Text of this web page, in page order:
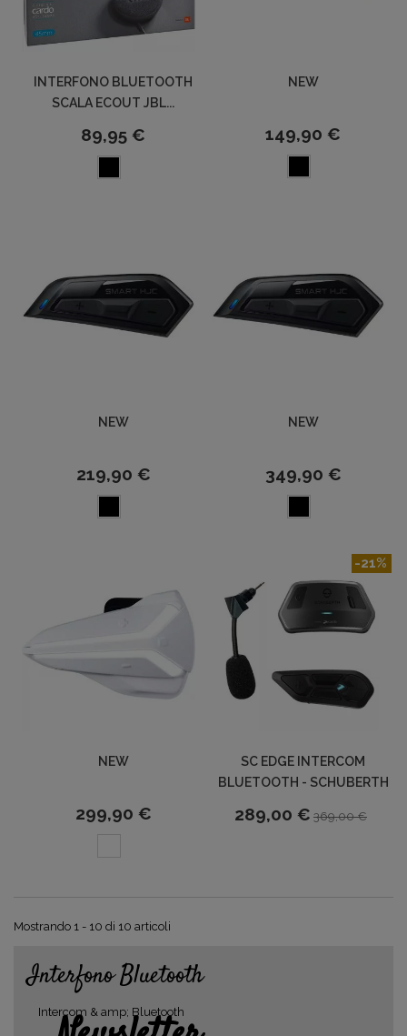
INTERFONO BLUETOOTH
SCALA ECOUT JBL...
89,95 €
NEW
149,90 €
NEW
219,90 €
NEW
349,90 €
NEW
299,90 €
SC EDGE INTERCOM
BLUETOOTH - SCHUBERTH
289,00 € 369,00 €
-21%
Mostrando 1 - 10 di 10 articoli
Interfono Bluetooth
Intercom & amp; Bluetooth